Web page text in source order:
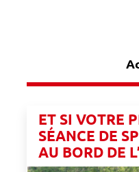
ET SI VOTRE
SÉANCE DE
AU BORD DE